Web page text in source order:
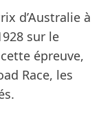
d’Australie à
sur le
épreuve,
Race, les